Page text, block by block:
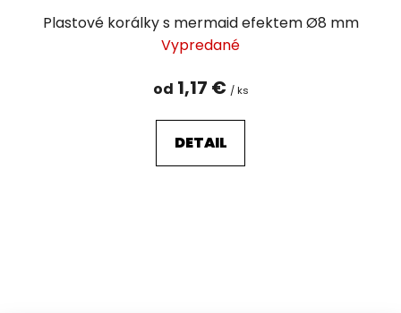
Plastové korálky s mermaid efektem Ø8 mm
Vypredané
od 1,17 € / ks
DETAIL